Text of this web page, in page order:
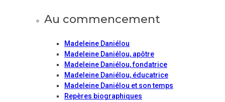
Au commencement
Madeleine Daniélou
Madeleine Daniélou, apôtre
Madeleine Daniélou, fondatrice
Madeleine Daniélou, éducatrice
Madeleine Daniélou et son temps
Repères biographiques